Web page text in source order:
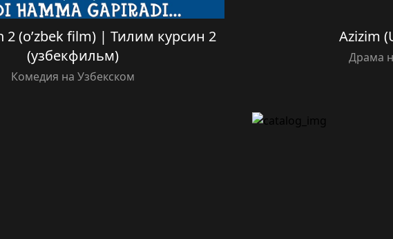
2 (o’zbek film) | Тилим курсин 2
(узбекфильм)
Комедия на Узбекском
Azizim
Драма